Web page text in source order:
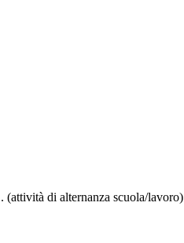
. (attività di alternanza scuola/lavoro)